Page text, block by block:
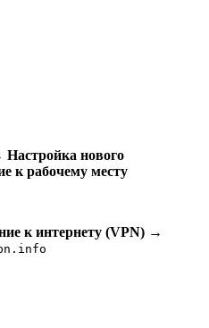
Настройка нового
к рабочему месту
к интернету (VPN) →